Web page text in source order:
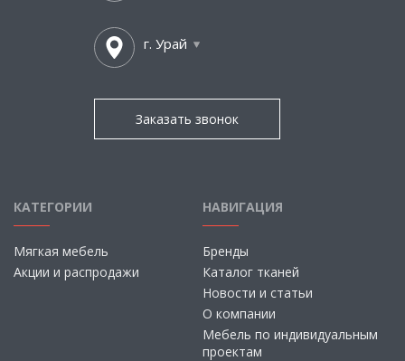
г. Урай
Заказать звонок
КАТЕГОРИИ
Мягкая мебель
Акции и распродажи
НАВИГАЦИЯ
Бренды
Каталог тканей
Новости и статьи
О компании
Мебель по индивидуальным
проектам